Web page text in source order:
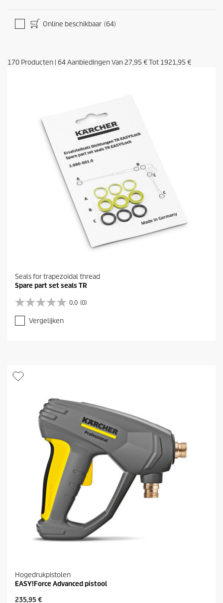
Online beschikbaar (64)
170 Producten | 64Aanbiedingen Van 27,95 €Tot 1921,95 €
Seals for trapezoidal thread
Spare part set seals TR
0.0 (0)
0
.
0
5
Vergelijken
Hogedrukpistolen
EASY!Force Advanced pistool
H
235,95 €